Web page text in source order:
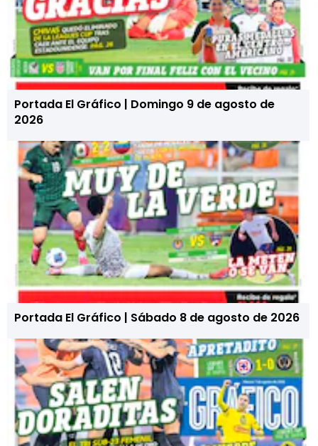
Portada El Gráfico | Domingo 9 de agosto de
2026
Portada El Gráfico | Sábado 8 de agosto de 2026